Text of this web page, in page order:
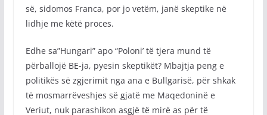
së, sidomos Franca, por jo vetëm, janë skeptike në
lidhje me këtë proces.
Edhe sa”Hungari” apo “Poloni’ të tjera mund të
përballojë BE-ja, pyesin skeptikët? Mbajtja peng e
politikës së zgjerimit nga ana e Bullgarisë, për shkak
të mosmarrëveshjes së gjatë me Maqedoninë e
Veriut, nuk parashikon asgjë të mirë as për të